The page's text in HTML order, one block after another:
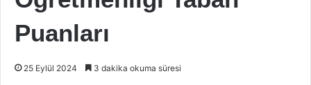
Puanları
25 Eylül 2024 3 dakika okuma süresi